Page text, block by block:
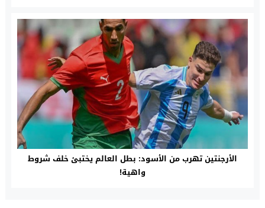
الأرجنتين تهرب من الأسود: بطل العالم يختبئ خلف شروط
واهية!